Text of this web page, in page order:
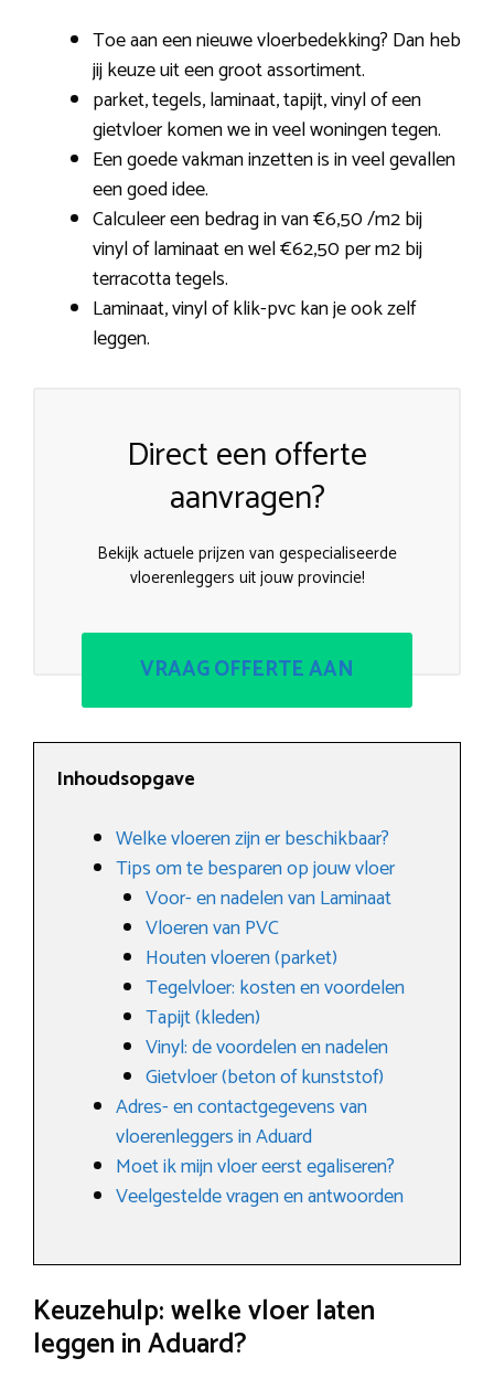
Toe aan een nieuwe vloerbedekking? Dan heb
jij keuze uit een groot assortiment.
parket, tegels, laminaat, tapijt, vinyl of een
gietvloer komen we in veel woningen tegen.
Een goede vakman inzetten is in veel gevallen
een goed idee.
Calculeer een bedrag in van €6,50 /m2 bij
vinyl of laminaat en wel €62,50 per m2 bij
terracotta tegels.
Laminaat, vinyl of klik-pvc kan je ook zelf
leggen.
Direct een offerte
aanvragen?
Bekijk actuele prijzen van gespecialiseerde
vloerenleggers uit jouw provincie!
VRAAG OFFERTE AAN
Inhoudsopgave
Welke vloeren zijn er beschikbaar?
Tips om te besparen op jouw vloer
Voor- en nadelen van Laminaat
Vloeren van PVC
Houten vloeren (parket)
Tegelvloer: kosten en voordelen
Tapijt (kleden)
Vinyl: de voordelen en nadelen
Gietvloer (beton of kunststof)
Adres- en contactgegevens van
vloerenleggers in Aduard
Moet ik mijn vloer eerst egaliseren?
Veelgestelde vragen en antwoorden
Keuzehulp: welke vloer laten
leggen in Aduard?